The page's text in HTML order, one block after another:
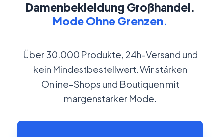
Damenbekleidung Großhandel.
Mode Ohne Grenzen.
Über 30.000 Produkte, 24h-Versand und
kein Mindestbestellwert. Wir stärken
Online-Shops und Boutiquen mit
margenstarker Mode.